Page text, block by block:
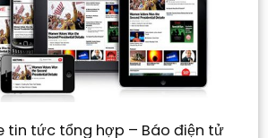
tin tức tổng hợp – Báo điện tử